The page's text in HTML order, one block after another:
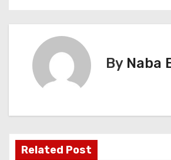
s
i
By Naba
Related Post